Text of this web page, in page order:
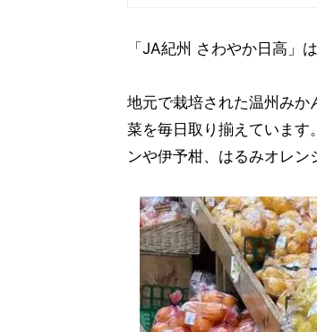
「JA紀州 さわやか日高」
地元で栽培された温州みか
菜を毎日取り揃えています
ンや伊予柑、はるみオレン